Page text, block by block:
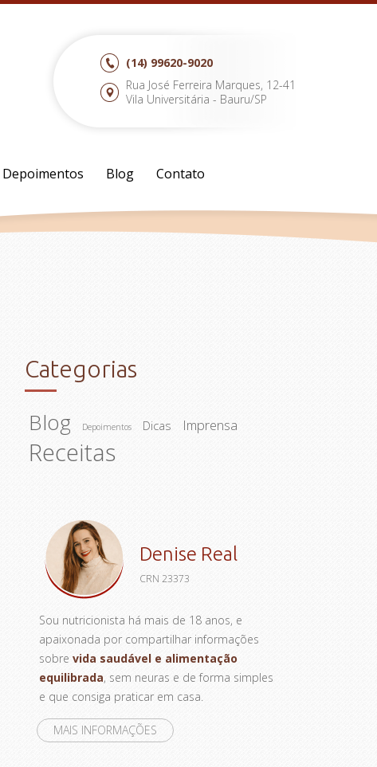
(14) 99620-9020
Rua José Ferreira Marques, 12-41
Vila Universitária - Bauru/SP
Depoimentos Blog Contato
Categorias
Blog Depoimentos Dicas Imprensa
Receitas
Denise Real
CRN 23373
Sou nutricionista há mais de 18 anos, e
apaixonada por compartilhar informações
sobre vida saudável e alimentação
equilibrada, sem neuras e de forma simples
e que consiga praticar em casa.
MAIS INFORMAÇÕES